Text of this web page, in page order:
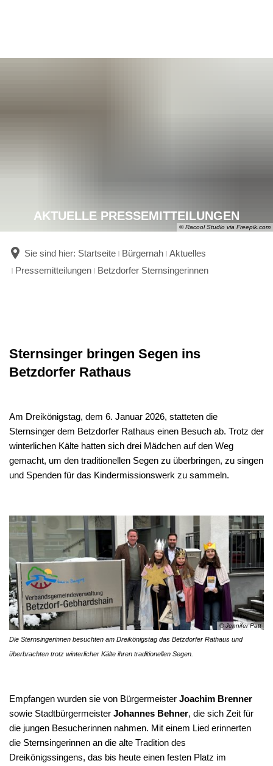
© Racool Studio via Freepik.com
AKTUELLE PRESSEMITTEILUNGEN
Sie sind hier: Startseite Bürgernah Aktuelles
Pressemitteilungen
Betzdorfer Sternsingerinnen
Sternsinger bringen Segen ins
Betzdorfer Rathaus
Am Dreikönigstag, dem 6. Januar 2026, statteten die
Sternsinger dem Betzdorfer Rathaus einen Besuch ab. Trotz der
winterlichen Kälte hatten sich drei Mädchen auf den Weg
gemacht, um den traditionellen Segen zu überbringen, zu singen
und Spenden für das Kindermissionswerk zu sammeln.
© Jennifer Patt
Die Sternsingerinnen besuchten am Dreikönigstag das Betzdorfer Rathaus und
überbrachten trotz winterlicher Kälte ihren traditionellen Segen.
Empfangen wurden sie von Bürgermeister Joachim Brenner
sowie Stadtbürgermeister Johannes Behner, die sich Zeit für
die jungen Besucherinnen nahmen. Mit einem Lied erinnerten
die Sternsingerinnen an die alte Tradition des
Dreikönigssingens, das bis heute einen festen Platz im